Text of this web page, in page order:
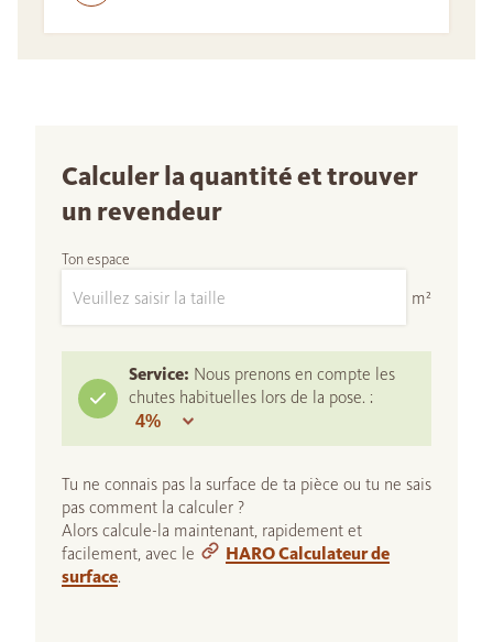
Calculer la quantité et trouver
un revendeur
Ton espace
m²
Service: Nous prenons en compte les
chutes habituelles lors de la pose. :
Tu ne connais pas la surface de ta pièce ou tu ne sais
pas comment la calculer ?
Alors calcule-la maintenant, rapidement et
facilement, avec le
HARO Calculateur de
surface.